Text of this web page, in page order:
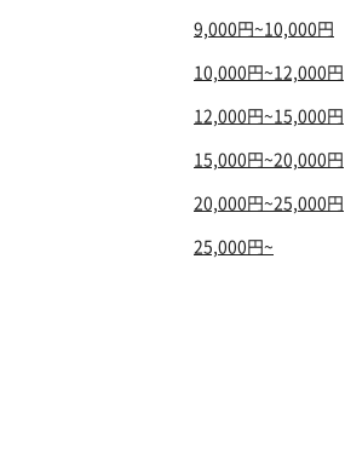
9,000円~10,000円
10,000円~12,000円
12,000円~15,000円
15,000円~20,000円
20,000円~25,000円
25,000円~